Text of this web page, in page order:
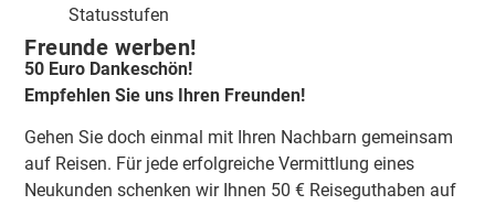
Statusstufen
Freunde werben!
50 Euro Dankeschön!
Empfehlen Sie uns Ihren Freunden!
Gehen Sie doch einmal mit Ihren Nachbarn gemeinsam
auf Reisen. Für jede erfolgreiche Vermittlung eines
Neukunden schenken wir Ihnen 50 € Reiseguthaben auf